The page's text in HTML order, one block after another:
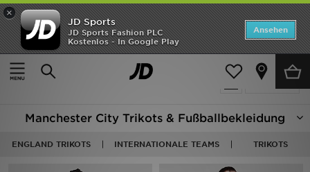
×
JD Sports
JD Sports Fashion PLC
Kostenlos - In Google Play
Ansehen
Startseite
Fußball - Manchester City
verfeinern
3 Produkte
Manchester City Trikots & Fußballbekleidung
ENGLAND TRIKOTS INTERNATIONALE TEAMS TRIKOTS
Startseite
ANGEBOTE
Neuheiten
Herren